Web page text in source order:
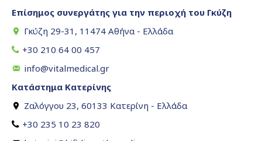
Επίσημος συνεργάτης για την περιοχή του Γκύζη
Γκύζη 29-31, 11474 Αθήνα - Ελλάδα
+30 210 64 00 457
info@vitalmedical.gr
Κατάστημα Κατερίνης
Ζαλόγγου 23, 60133 Κατερίνη - Ελλάδα
+30 235 10 23 820